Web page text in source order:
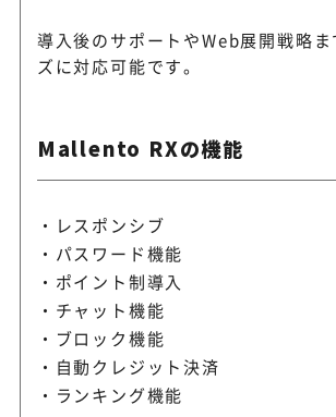
導入後のサポートやWeb展開戦略ま
ズに対応可能です。
Mallento RXの機能
レスポンシブ
パスワード機能
ポイント制導入
チャット機能
ブロック機能
自動クレジット決済
ランキング機能